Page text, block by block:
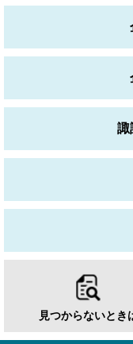
諏
見つからないとき